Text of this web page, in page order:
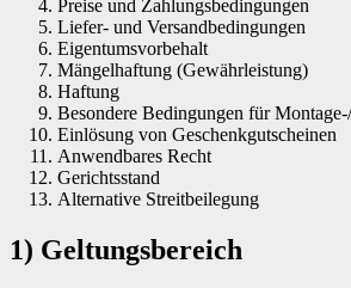
Preise und Zahlungsbedingungen
Liefer- und Versandbedingungen
Eigentumsvorbehalt
Mängelhaftung (Gewährleistung)
Haftung
Besondere Bedingungen für
Einlösung von Geschenkgutscheinen
Anwendbares Recht
Gerichtsstand
Alternative Streitbeilegung
1) Geltungsbereich